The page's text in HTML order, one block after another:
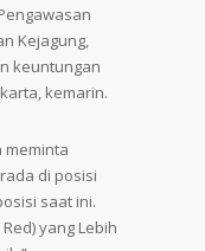
Kejagung,
keuntungan
kemarin.
meminta
di posisi
saat ini.
yang Lebih